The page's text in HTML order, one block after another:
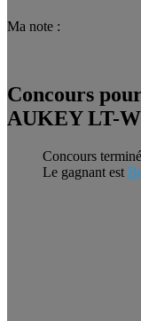
Ma note :
Concours
AUKEY LT-
Concours
Le gagnant est